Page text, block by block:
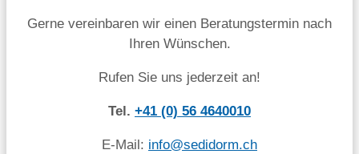
Gerne vereinbaren wir einen Beratungstermin nach
Ihren Wünschen.
Rufen Sie uns jederzeit an!
Tel. +41 (0) 56 4640010
E-Mail: info@sedidorm.ch